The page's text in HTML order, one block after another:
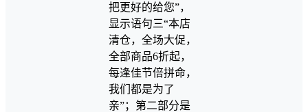
把更好的给您”，
显示语句三“本店
清仓，全场大促，
全部商品6折起，
每逢佳节倍拼命，
我们都是为了
亲”；第二部分是